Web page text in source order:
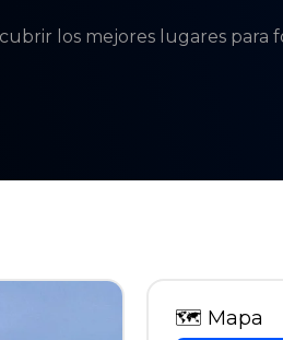
los mejores lugares
🗺 Mapa